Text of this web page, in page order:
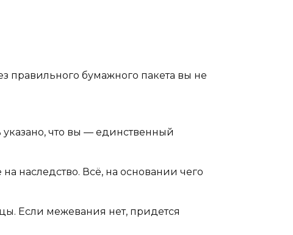
правильного бумажного пакета вы не
что вы — единственный
наследство. Всё, на основании чего
Если межевания нет, придется